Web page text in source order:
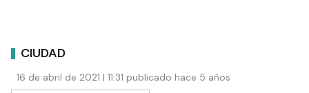
CIUDAD
16 de abril de 2021 | 11:31 publicado hace 5 años